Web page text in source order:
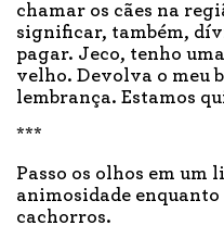
chamar os cães na
significar, também,
pagar. Jeco, tenho
velho. Devolva o meu
lembrança. Estamos
***
Passo os olhos em
animosidade
cachorros.